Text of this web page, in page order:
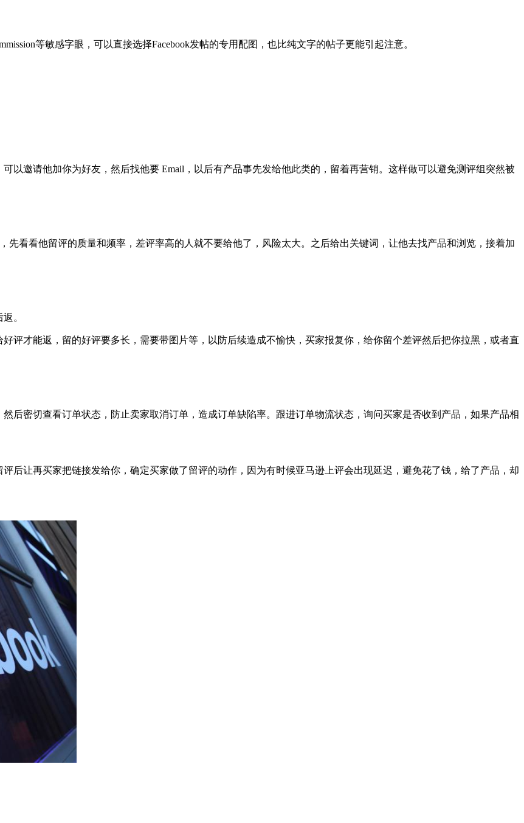
等敏感字眼，可以直接选择Facebook发帖的专用配图，也比纯文字的帖子更能引起注意。
以邀请他加你为好友，然后找他要 Email，以后有产品事先发给他此类的，留着再营销。这样做可以避免测评组突然被
先看看他留评的质量和频率，差评率高的人就不要给他了，风险太大。之后给出关键词，让他去找产品和浏览，接着加
。
评才能返，留的好评要多长，需要带图片等，以防后续造成不愉快，买家报复你，给你留个差评然后把你拉黑，或者直
后密切查看订单状态，防止卖家取消订单，造成订单缺陷率。跟进订单物流状态，询问买家是否收到产品，如果产品相
后让再买家把链接发给你，确定买家做了留评的动作，因为有时候亚马逊上评会出现延迟，避免花了钱，给了产品，却